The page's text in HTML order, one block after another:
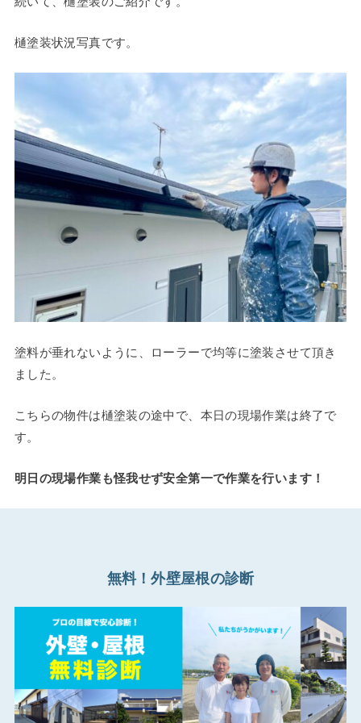
樋塗装状況写真です。
塗料が垂れないように、ローラーで均等に塗装させて頂き
ました。
こちらの物件は樋塗装の途中で、本日の現場作業は終了で
す。
明日の現場作業も怪我せず安全第一で作業を行います！
無料！外壁屋根の診断